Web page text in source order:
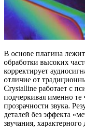
В основе плагина
обработки высоких
корректирует
отличие от
Crystalline работает с
подчеркивая именно те
прозрачности звука.
деталей без эффекта
звучания,